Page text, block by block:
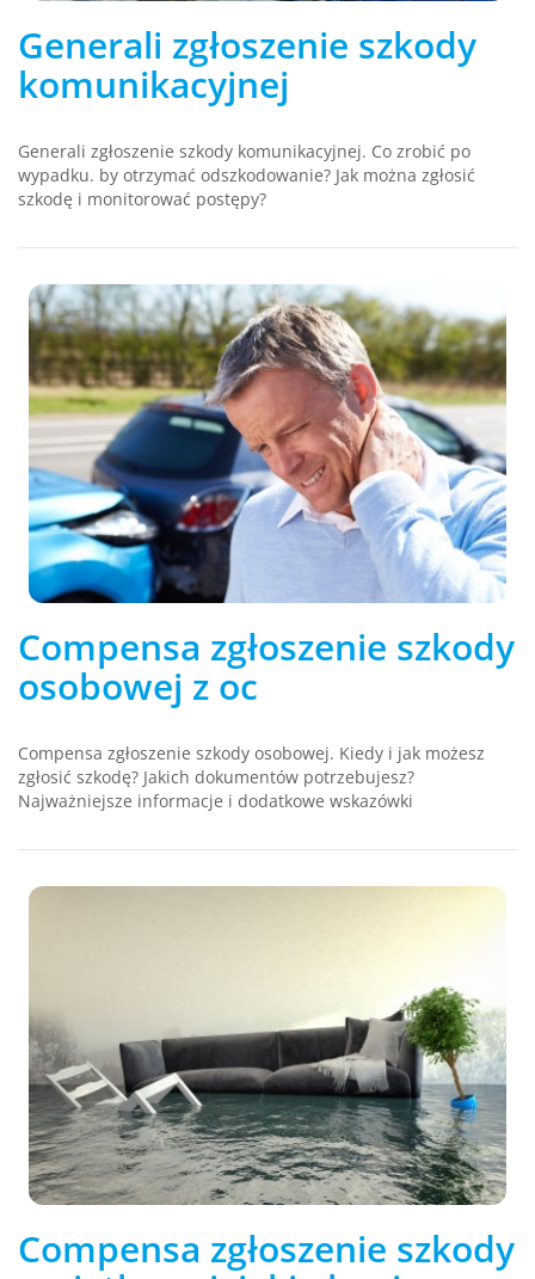
Generali zgłoszenie szkody
komunikacyjnej
Generali zgłoszenie szkody komunikacyjnej. Co zrobić po
wypadku. by otrzymać odszkodowanie? Jak można zgłosić
szkodę i monitorować postępy?
Compensa zgłoszenie szkody
osobowej z oc
Compensa zgłoszenie szkody osobowej. Kiedy i jak możesz
zgłosić szkodę? Jakich dokumentów potrzebujesz?
Najważniejsze informacje i dodatkowe wskazówki
Compensa zgłoszenie szkody